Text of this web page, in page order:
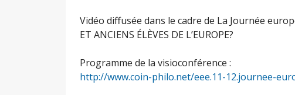
Vidéo diffusée dans le cadre de La Journée
ET ANCIENS ÉLÈVES DE L’EUROPE?
Programme de la visioconférence :
http://www.coin-philo.net/eee.11-12.journee-